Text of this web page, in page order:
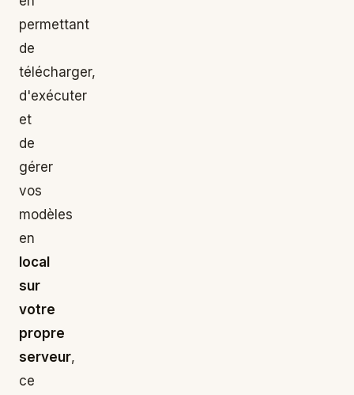
permettant
de
télécharger,
d'exécuter
et
de
gérer
vos
modèles
en
local
sur
votre
propre
serveur,
ce